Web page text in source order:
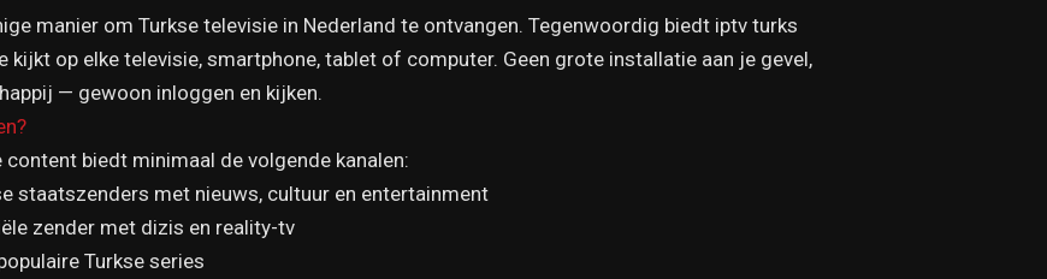
manier om Turkse televisie in Nederland te ontvangen. Tegenwoordig biedt iptv turks
op elke televisie, smartphone, tablet of computer. Geen grote installatie aan je gevel,
— gewoon inloggen en kijken.
biedt minimaal de volgende kanalen:
staatszenders met nieuws, cultuur en entertainment
zender met dizis en reality-tv
Turkse series